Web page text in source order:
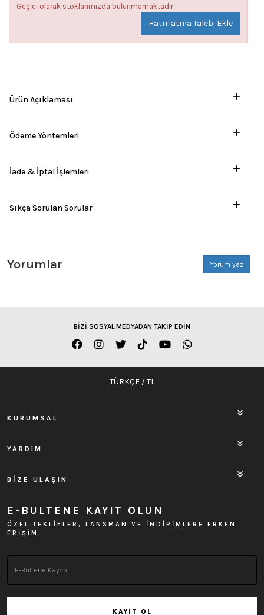
Geçici olarak stoklarımızda bulunmamaktadır.
Hatırlatma Talebi Ekle
Ürün Açıklaması
Ödeme Yöntemleri
İade & İptal İşlemleri
Sıkça Sorulan Sorular
Yorumlar Yorum yaz
BİZİ SOSYAL MEDYADAN TAKİP EDİN
TÜRKÇE / TL
KURUMSAL
YARDIM
BİZE ULAŞIN
E-BULTENE KAYIT OLUN
ÖZEL TEKLİFLER, LANSMAN VE İNDİRİMLERE ERKEN
ERİŞİM
KAYIT OL